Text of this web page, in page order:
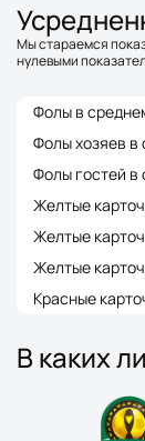
Мы стараемся
нулевыми
Фолы в
Фолы хозяев в
Фолы гостей в
Желтые
Желтые
Желтые
Красные
В каких